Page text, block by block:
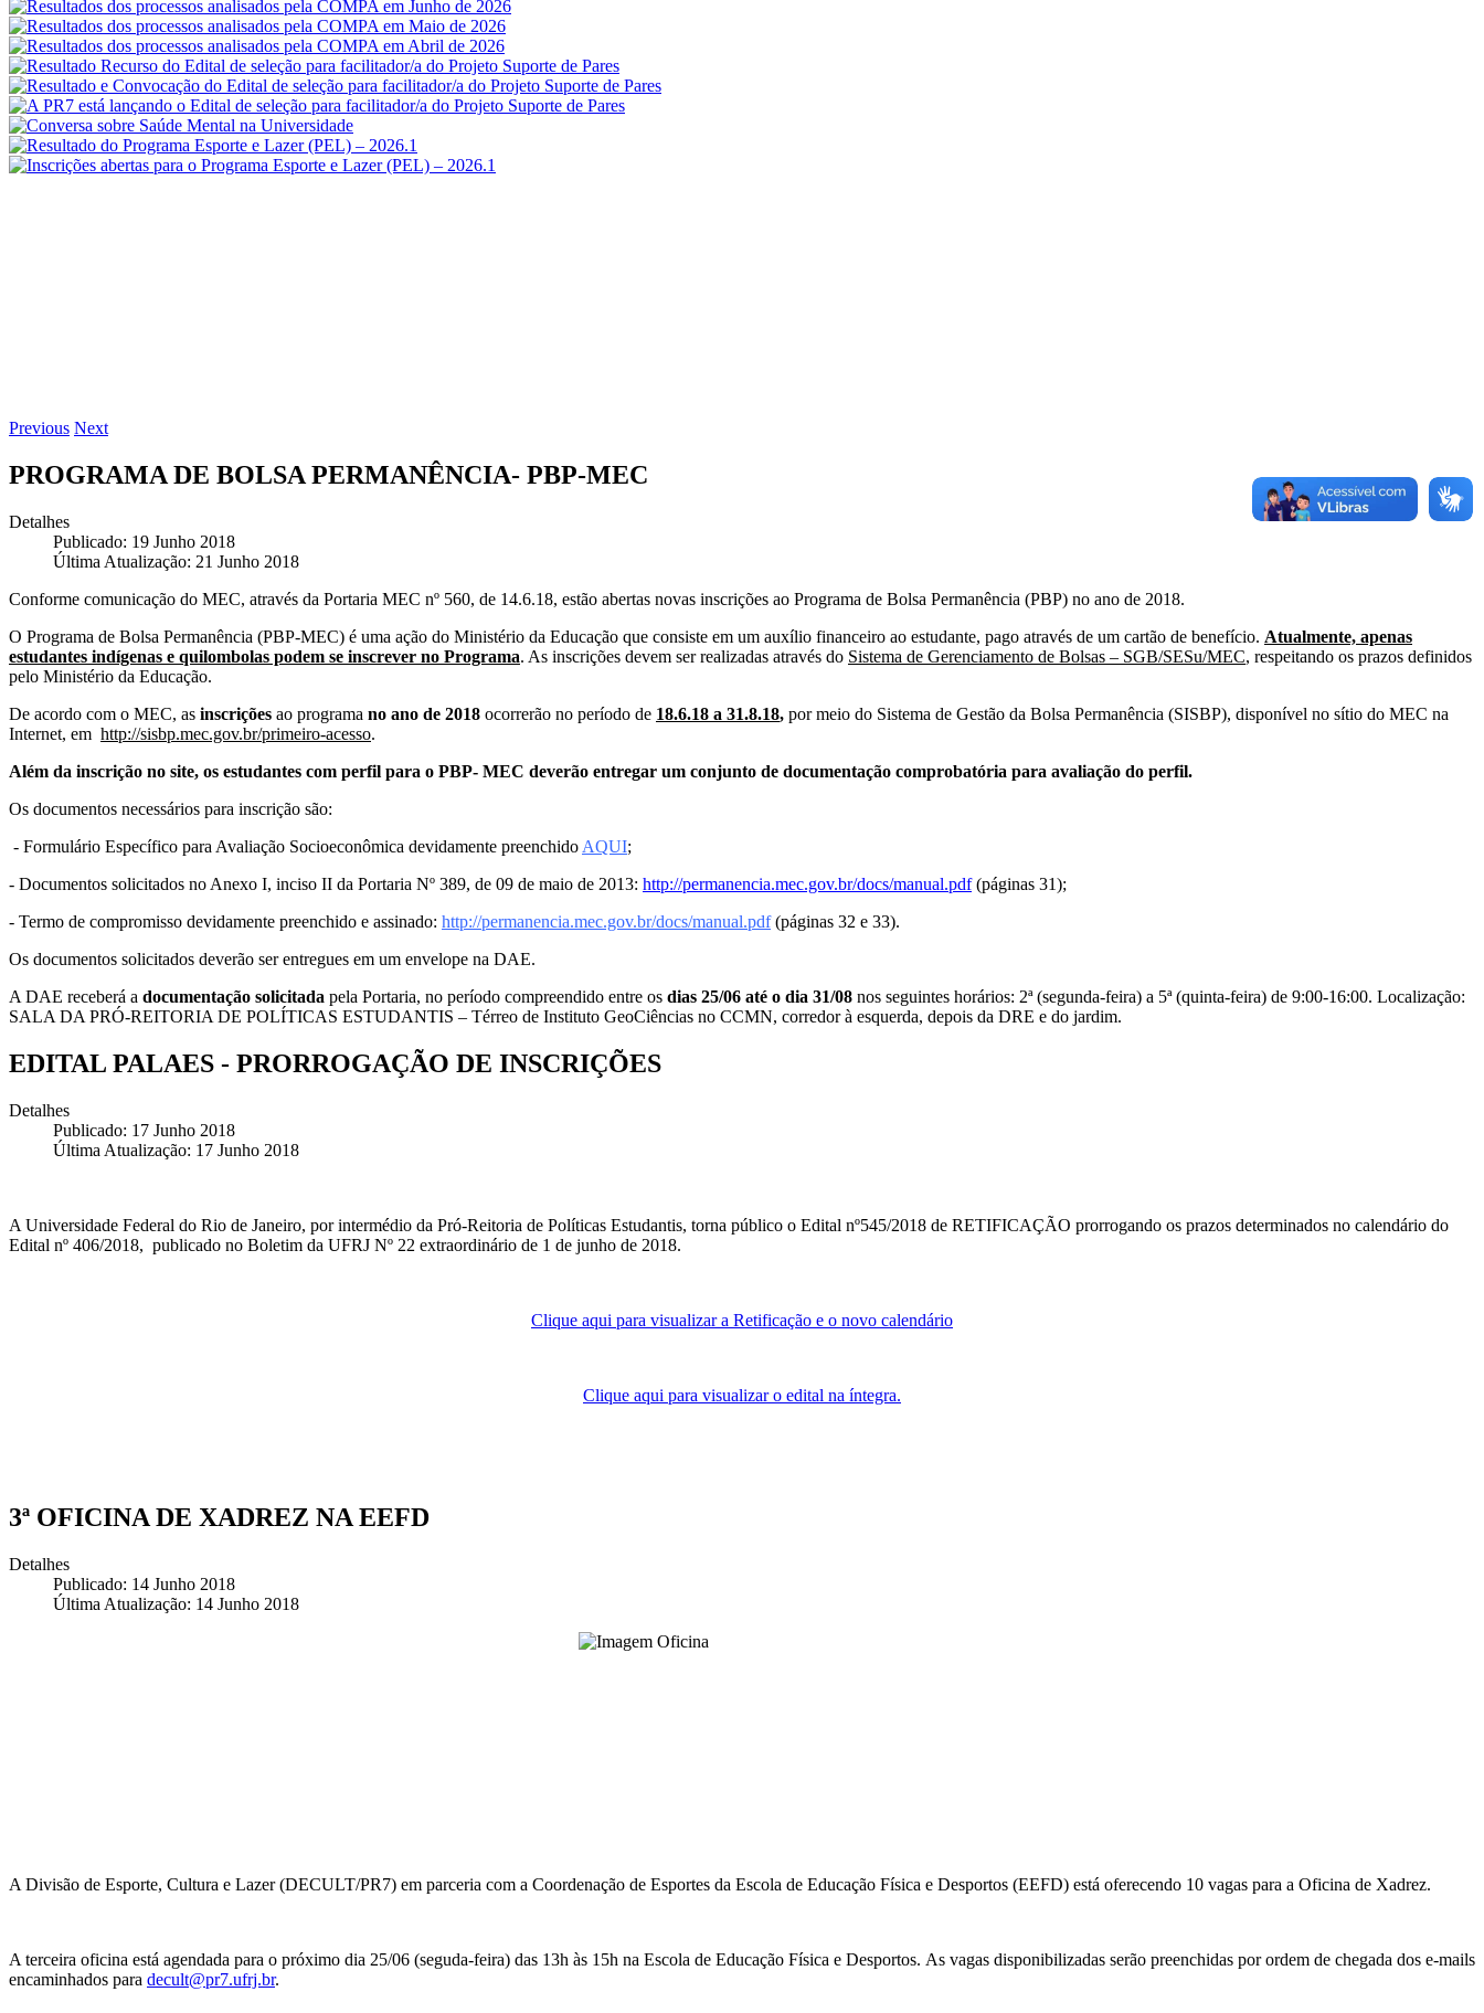
Previous Next
PROGRAMA DE BOLSA PERMANÊNCIA- PBP-MEC
Detalhes
Publicado: 19 Junho 2018
Última Atualização: 21 Junho 2018
Conforme comunicação do MEC, através da Portaria MEC nº 560, de 14.6.18, estão abertas novas inscrições ao Programa de Bolsa Permanência (PBP) no ano de 2018.
O Programa de Bolsa Permanência (PBP-MEC) é uma ação do Ministério da Educação que consiste em um auxílio financeiro ao estudante, pago através de um cartão de benefício. Atualmente, apenas
estudantes indígenas e quilombolas podem se inscrever no Programa. As inscrições devem ser realizadas através do Sistema de Gerenciamento de Bolsas – SGB/SESu/MEC, respeitando os prazos definidos
pelo Ministério da Educação.
De acordo com o MEC, as inscrições ao programa no ano de 2018 ocorrerão no período de 18.6.18 a 31.8.18, por meio do Sistema de Gestão da Bolsa Permanência (SISBP), disponível no sítio do MEC na
Internet, em http://sisbp.mec.gov.br/primeiro-acesso.
Além da inscrição no site, os estudantes com perfil para o PBP- MEC deverão entregar um conjunto de documentação comprobatória para avaliação do perfil.
Os documentos necessários para inscrição são:
- Formulário Específico para Avaliação Socioeconômica devidamente preenchido AQUI;
- Documentos solicitados no Anexo I, inciso II da Portaria Nº 389, de 09 de maio de 2013: http://permanencia.mec.gov.br/docs/manual.pdf(páginas 31);
- Termo de compromisso devidamente preenchido e assinado: http://permanencia.mec.gov.br/docs/manual.pdf (páginas 32 e 33).
Os documentos solicitados deverão ser entregues em um envelope na DAE.
A DAE receberá a documentação solicitada pela Portaria, no período compreendido entre os dias 25/06 até o dia 31/08 nos seguintes horários: 2ª (segunda-feira) a 5ª (quinta-feira) de 9:00-16:00. Localização:
SALA DA PRÓ-REITORIA DE POLÍTICAS ESTUDANTIS – Térreo de Instituto GeoCiências no CCMN, corredor à esquerda, depois da DRE e do jardim.
EDITAL PALAES - PRORROGAÇÃO DE INSCRIÇÕES
Detalhes
Publicado: 17 Junho 2018
Última Atualização: 17 Junho 2018
A Universidade Federal do Rio de Janeiro, por intermédio da Pró-Reitoria de Políticas Estudantis, torna público o Edital nº545/2018 de RETIFICAÇÃO prorrogando os prazos determinados no calendário do
Edital nº 406/2018, publicado no Boletim da UFRJ Nº 22 extraordinário de 1 de junho de 2018.
Clique aqui para visualizar a Retificação e o novo calendário
Clique aqui para visualizar o edital na íntegra.
3ª OFICINA DE XADREZ NA EEFD
Detalhes
Publicado: 14 Junho 2018
Última Atualização: 14 Junho 2018
A Divisão de Esporte, Cultura e Lazer (DECULT/PR7) em parceria com a Coordenação de Esportes da Escola de Educação Física e Desportos (EEFD) está oferecendo 10 vagas para a Oficina de Xadrez.
A terceira oficina está agendada para o próximo dia 25/06 (seguda-feira) das 13h às 15h na Escola de Educação Física e Desportos. As vagas disponibilizadas serão preenchidas por ordem de chegada dos e-mails
encaminhados para decult@pr7.ufrj.br.